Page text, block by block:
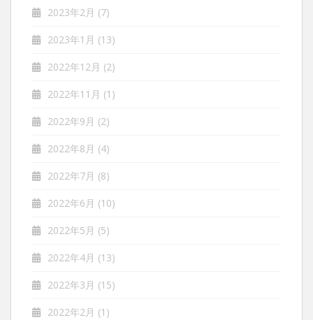
2023年2月 (7)
2023年1月 (13)
2022年12月 (2)
2022年11月 (1)
2022年9月 (2)
2022年8月 (4)
2022年7月 (8)
2022年6月 (10)
2022年5月 (5)
2022年4月 (13)
2022年3月 (15)
2022年2月 (1)